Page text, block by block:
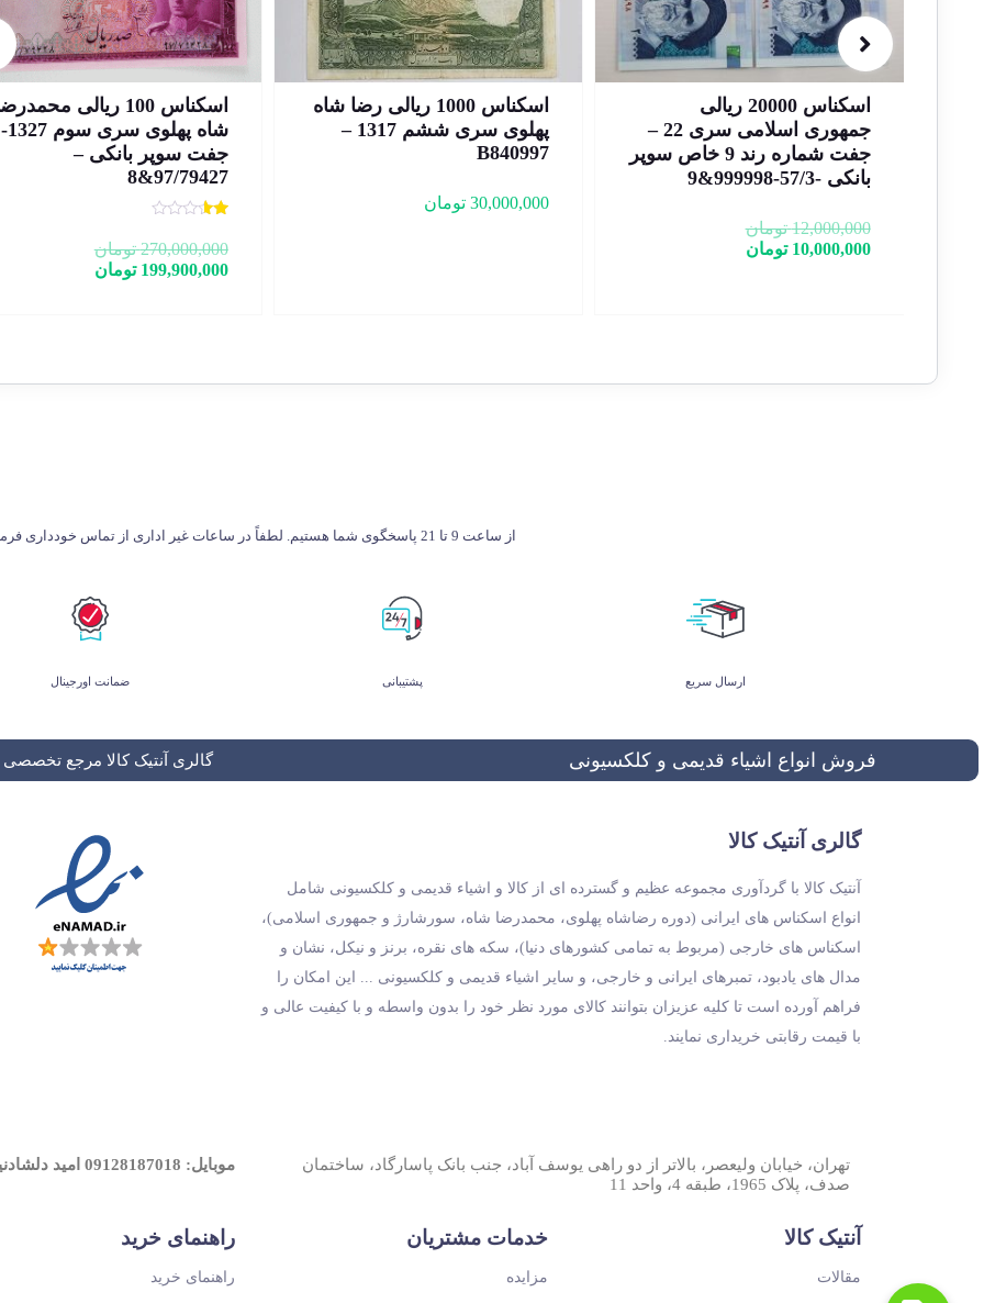
اسکناس 1000 ریالی رضا شاه
پهلوی سری ششم 1317 –
B840997
اسکناس 100 ریالی محمدرضا
جفت سوپر بانکی –
اسکناس 1000 ریالی
محمدرضا شاه پهلوی سری
یازدهم – جفت سوپر بانکی
51/264307&8
54,990,000 تومان
از ساعت 9 تا 21 پاسخگوی شما هستیم. لطفاً در ساعات غیر اداری از تماس خودداری فرمایید.
ارسال سریع پشتیبانی ضمانت اورجینال
فروش انواع اشیاء قدیمی و کلکسیونی گالری آنتیک کالا مرجع تخصصی
گالری آنتیک کالا
آنتیک کالا با گردآوری مجموعه عظیم و گسترده ای از کالا و اشیاء قدیمی و کلکسیونی شامل
انواع اسکناس های ایرانی (دوره رضاشاه پهلوی، محمدرضا شاه، سورشارژ و جمهوری اسلامی)،
اسکناس های خارجی (مربوط به تمامی کشورهای دنیا)، سکه های نقره، برنز و نیکل، نشان و
مدال های یادبود، تمبرهای ایرانی و خارجی، و سایر اشیاء قدیمی و کلکسیونی ... این امکان را
فراهم آورده است تا کلیه عزیزان بتوانند کالای مورد نظر خود را بدون واسطه و با کیفیت عالی و
با قیمت رقابتی خریداری نمایند.
تهران، خیابان ولیعصر، بالاتر از دو راهی یوسف آباد، جنب بانک پاسارگاد، ساختمان
صدف، پلاک 1965، طبقه 4، واحد 11
موبایل: 09128187018 امید دلشادنیک
آنتیک کالا
مقالات
خدمات مشتریان
مزایده
راهنمای خرید
راهنمای خرید